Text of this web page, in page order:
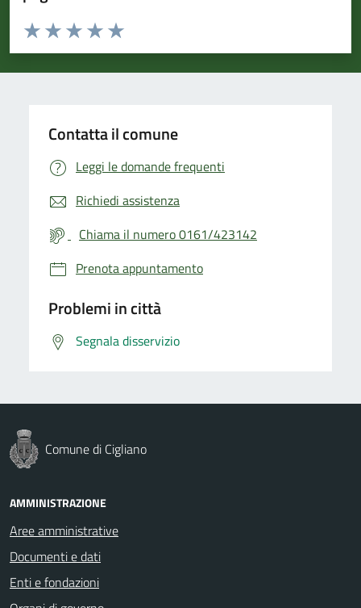
Valuta da 1 a 5 stelle la pagina
Valuta 5 stelle su 5
Valuta 4 stelle su 5
Valuta 3 stelle su 5
Valuta 2 stelle su 5
Valuta 1 stelle su 5
Contatta il comune
Leggi le domande frequenti
Richiedi assistenza
Chiama il numero 0161/423142
Prenota appuntamento
Problemi in città
Segnala disservizio
Comune di Cigliano
AMMINISTRAZIONE
Aree amministrative
Documenti e dati
Enti e fondazioni